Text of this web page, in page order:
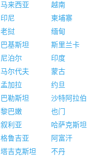
马来西亚
越南
印尼
柬埔寨
老挝
缅甸
巴基斯坦
斯里兰卡
尼泊尔
印度
马尔代夫
蒙古
孟加拉
约旦
巴勒斯坦
沙特阿拉伯
黎巴嫩
也门
叙利亚
哈萨克斯坦
格鲁吉亚
阿富汗
塔吉克斯坦
不丹